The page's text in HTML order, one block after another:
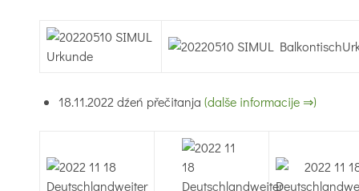
18.11.2022 dźeń přečitanja (dalše informacije ⇒)